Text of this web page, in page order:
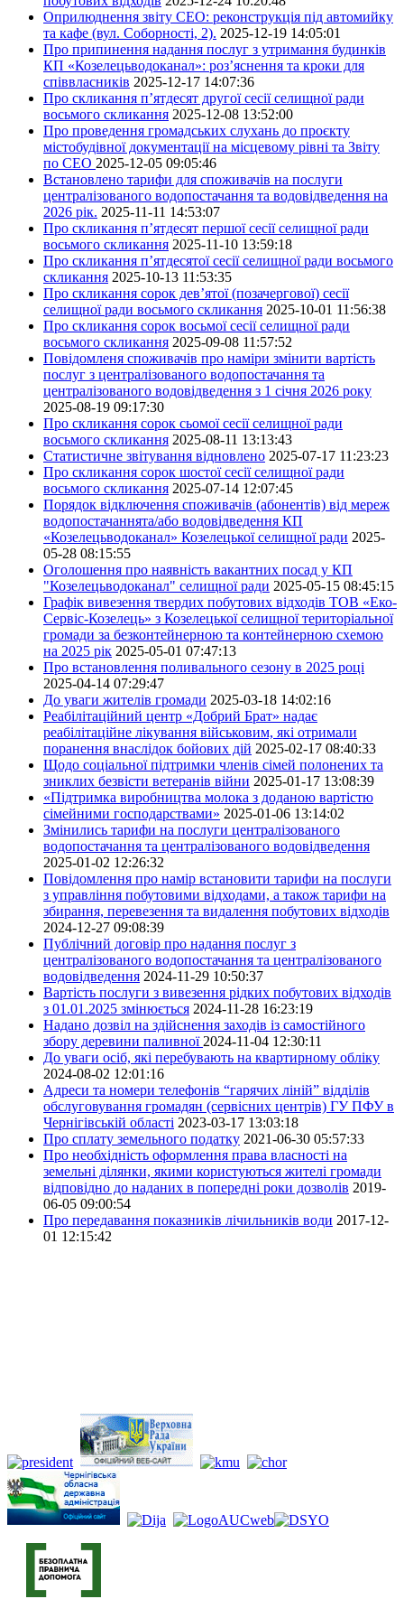
Оприлюднення звіту СЕО: реконструкція під автомийку
та кафе (вул. Соборності, 2). 2025-12-19 14:05:01
Про припинення надання послуг з утримання будинків
КП «Козелецьводоканал»: роз’яснення та кроки для
співвласників 2025-12-17 14:07:36
Про скликання п’ятдесят другої сесії селищної ради
восьмого скликання 2025-12-08 13:52:00
Про проведення громадських слухань до проєкту
містобудівної документації на місцевому рівні та Звіту
по СЕО 2025-12-05 09:05:46
Встановлено тарифи для споживачів на послуги
централізованого водопостачання та водовідведення на
2026 рік. 2025-11-11 14:53:07
Про скликання п’ятдесят першої сесії селищної ради
восьмого скликання 2025-11-10 13:59:18
Про скликання п’ятдесятої сесії селищної ради восьмого
скликання 2025-10-13 11:53:35
Про скликання сорок дев’ятої (позачергової) сесії
селищної ради восьмого скликання 2025-10-01 11:56:38
Про скликання сорок восьмої сесії селищної ради
восьмого скликання 2025-09-08 11:57:52
Повідомленя споживачів про наміри змінити вартість
послуг з централізованого водопостачання та
централізованого водовідведення з 1 січня 2026 року
2025-08-19 09:17:30
Про скликання сорок сьомої сесії селищної ради
восьмого скликання 2025-08-11 13:13:43
Статистичне звітування відновлено 2025-07-17 11:23:23
Про скликання сорок шостої сесії селищної ради
восьмого скликання 2025-07-14 12:07:45
Порядок відключення споживачів (абонентів) від мереж
водопостачаннята/або водовідведення КП
«Козелецьводоканал» Козелецької селищної ради 2025-
05-28 08:15:55
Оголошення про наявність вакантних посад у КП
"Козелецьводоканал" селищної ради 2025-05-15 08:45:15
Графік вивезення твердих побутових відходів ТОВ «Еко-
Сервіс-Козелець» з Козелецької селищної територіальної
громади за безконтейнерною та контейнерною схемою
на 2025 рік 2025-05-01 07:47:13
Про встановлення поливального сезону в 2025 році
2025-04-14 07:29:47
До уваги жителів громади 2025-03-18 14:02:16
Реабілітаційний центр «Добрий Брат» надає
реабілітаційне лікування військовим, які отримали
поранення внаслідок бойових дій 2025-02-17 08:40:33
Щодо соціальної підтримки членів сімей полонених та
зниклих безвісти ветеранів війни 2025-01-17 13:08:39
«Підтримка виробництва молока з доданою вартістю
сімейними господарствами» 2025-01-06 13:14:02
Змінились тарифи на послуги централізованого
водопостачання та централізованого водовідведення
2025-01-02 12:26:32
Повідомлення про намір встановити тарифи на послуги
з управління побутовими відходами, а також тарифи на
збирання, перевезення та видалення побутових відходів
2024-12-27 09:08:39
Публічний договір про надання послуг з
централізованого водопостачання та централізованого
водовідведення 2024-11-29 10:50:37
Вартість послуги з вивезення рідких побутових відходів
з 01.01.2025 змінюється 2024-11-28 16:23:19
Надано дозвіл на здійснення заходів із самостійного
збору деревини паливної 2024-11-04 12:30:11
До уваги осіб, які перебувають на квартирному обліку
2024-08-02 12:01:16
Адреси та номери телефонів “гарячих ліній” відділів
обслуговування громадян (сервісних центрів) ГУ ПФУ в
Чернігівській області 2023-03-17 13:03:18
Про сплату земельного податку 2021-06-30 05:57:33
Про необхідність оформлення права власності на
земельні ділянки, якими користуються жителі громади
відповідно до наданих в попередні роки дозволів 2019-
06-05 09:00:54
Про передавання показників лічильників води 2017-12-
01 12:15:42